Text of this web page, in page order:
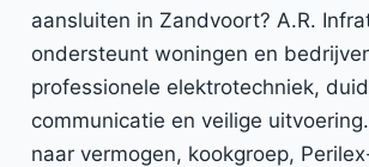
aansluiten in Zandvoort? A.R.
ondersteunt woningen en
professionele elektrotechniek,
communicatie en veilige
naar vermogen, kookgroep,